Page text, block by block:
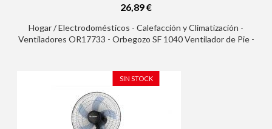
26,89 €
Hogar / Electrodomésticos - Calefacción y Climatización -
Ventiladores OR17733 - Orbegozo SF 1040 Ventilador de Pie -
SIN STOCK